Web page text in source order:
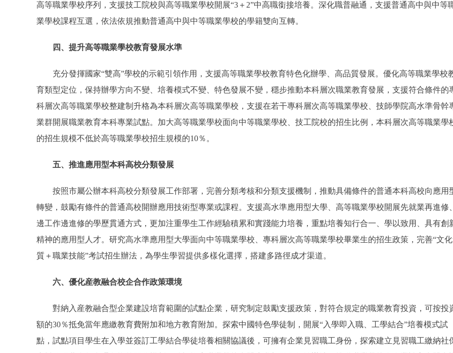
高等職業學校序列，支援技工院校與高等職業學校開展“3＋2”中高職銜接培養。深化職普融通，支援普通高中與中等
業學校課程互選，依法依規推動普通高中與中等職業學校的學籍雙向互轉。
四、提升高等職業學校教育發展水準
充分發揮國家“雙高”學校的示範引領作用，支援高等職業學校教育特色化辦學、高品質發展。優化高等職業學校
育類型定位，保持辦學方向不變、培養模式不變、特色發展不變，穩步推動本科層次職業教育發展，支援符合條件的
科層次高等職業學校整建制升格為本科層次高等職業學校，支援在若干專科層次高等職業學校、技師學院高水準骨幹
業群開展職業教育本科專業試點。加大高等職業學校面向中等職業學校、技工院校的招生比例，本科層次高等職業學
的招生規模不低於高等職業學校招生規模的10％。
五、推進應用型本科高校分類發展
按照市屬公辦本科高校分類發展工作部署，完善分類考核和分類支援機制，推動具備條件的普通本科高校向應用
轉變，鼓勵有條件的普通高校開辦應用技術型專業或課程。支援高水準應用型大學、高等職業學校開展先就業再進修、
邊工作邊進修的學歷貫通方式，更加注重學生工作經驗積累和實踐能力培養，重點培養知行合一、學以致用、具有創
精神的應用型人才。研究高水準應用型大學面向中等職業學校、專科層次高等職業學校畢業生的招生政策，完善“文
質＋職業技能”考試招生辦法，為學生學習提供多樣化選擇，搭建多路徑成才渠道。
六、優化産教融合校企合作政策環境
對納入産教融合型企業建設培育範圍的試點企業，研究制定鼓勵支援政策，對符合規定的職業教育投資，可按投
額的30％抵免當年應繳教育費附加和地方教育附加。探索中國特色學徒制，開展“入學即入職、工學結合”培養模式試
點，試點項目學生在入學並簽訂工學結合學徒培養相關協議後，可擁有企業見習職工身份，探索建立見習職工繳納社